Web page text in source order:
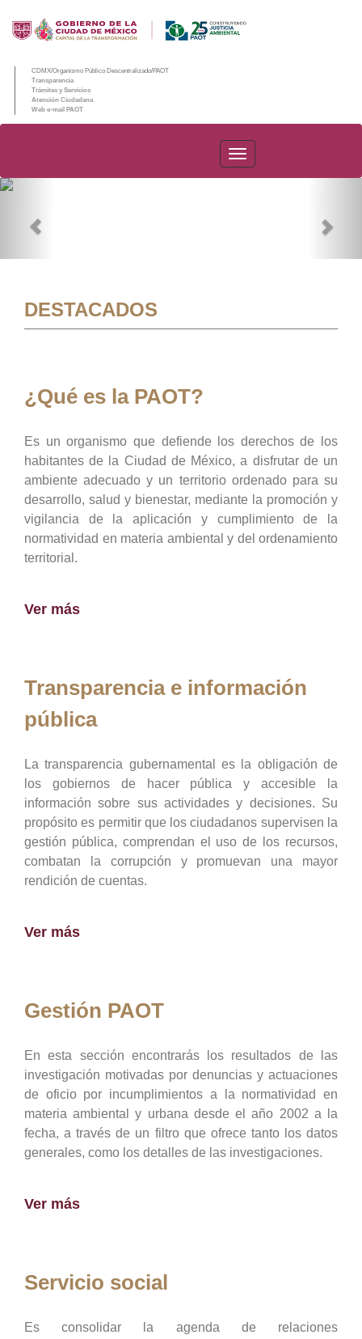
CDMX/Organismo Público Descentralizado/PAOT
Transparencia
Trámites y Servicios
Atención Ciudadana
Web e-mail PAOT
PAOT
DESTACADOS
¿Qué es la PAOT?
Es un organismo que defiende los derechos de los
habitantes de la Ciudad de México, a disfrutar de un
ambiente adecuado y un territorio ordenado para su
desarrollo, salud y bienestar, mediante la promoción y
vigilancia de la aplicación y cumplimiento de la
normatividad en materia ambiental y del ordenamiento
territorial.
Ver más
Transparencia e información
pública
La transparencia gubernamental es la obligación de
los gobiernos de hacer pública y accesible la
información sobre sus actividades y decisiones. Su
propósito es permitir que los ciudadanos supervisen la
gestión pública, comprendan el uso de los recursos,
combatan la corrupción y promuevan una mayor
rendición de cuentas.
Ver más
Gestión PAOT
En esta sección encontrarás los resultados de las
investigación motivadas por denuncias y actuaciones
de oficio por incumplimientos a la normatividad en
materia ambiental y urbana desde el año 2002 a la
fecha, a través de un filtro que ofrece tanto los datos
generales, como los detalles de las investigaciones.
Ver más
Servicio social
Es consolidar la agenda de relaciones